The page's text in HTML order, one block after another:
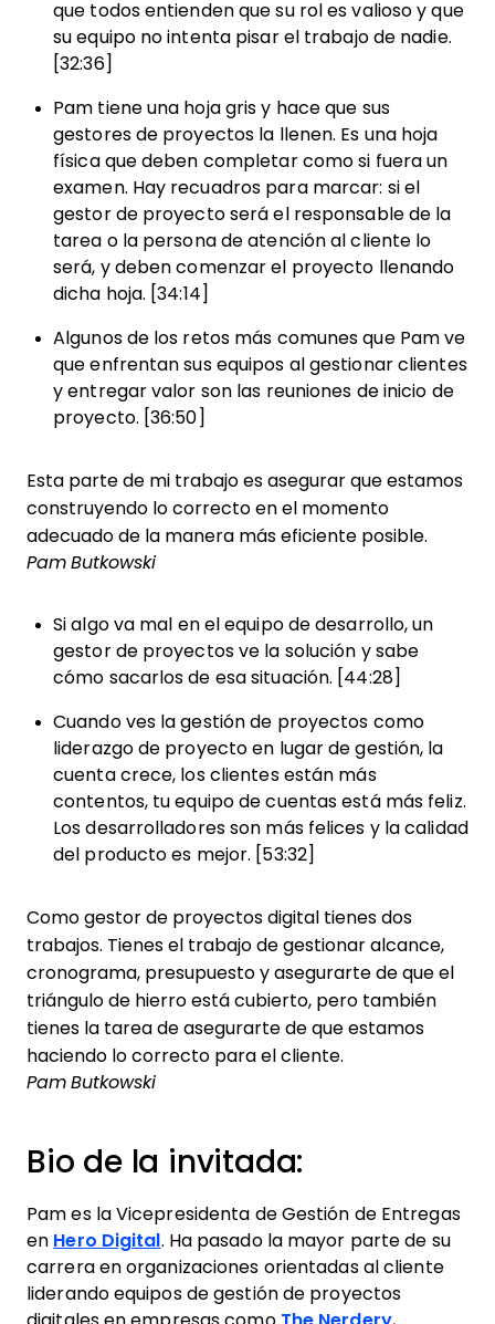
que todos entienden que su rol es valioso y que
su equipo no intenta pisar el trabajo de nadie.
[32:36]
Pam tiene una hoja gris y hace que sus
gestores de proyectos la llenen. Es una hoja
física que deben completar como si fuera un
examen. Hay recuadros para marcar: si el
gestor de proyecto será el responsable de la
tarea o la persona de atención al cliente lo
será, y deben comenzar el proyecto llenando
dicha hoja. [34:14]
Algunos de los retos más comunes que Pam ve
que enfrentan sus equipos al gestionar clientes
y entregar valor son las reuniones de inicio de
proyecto. [36:50]
Esta parte de mi trabajo es asegurar que estamos
construyendo lo correcto en el momento
adecuado de la manera más eficiente posible.
Pam Butkowski
Si algo va mal en el equipo de desarrollo, un
gestor de proyectos ve la solución y sabe
cómo sacarlos de esa situación. [44:28]
Cuando ves la gestión de proyectos como
liderazgo de proyecto en lugar de gestión, la
cuenta crece, los clientes están más
contentos, tu equipo de cuentas está más feliz.
Los desarrolladores son más felices y la calidad
del producto es mejor. [53:32]
Como gestor de proyectos digital tienes dos
trabajos. Tienes el trabajo de gestionar alcance,
cronograma, presupuesto y asegurarte de que el
triángulo de hierro está cubierto, pero también
tienes la tarea de asegurarte de que estamos
haciendo lo correcto para el cliente.
Pam Butkowski
Bio de la invitada:
Pam es la Vicepresidenta de Gestión de Entregas
en Hero Digital . Ha pasado la mayor parte de su
carrera en organizaciones orientadas al cliente
liderando equipos de gestión de proyectos
digitales en empresas como The Nerdery,